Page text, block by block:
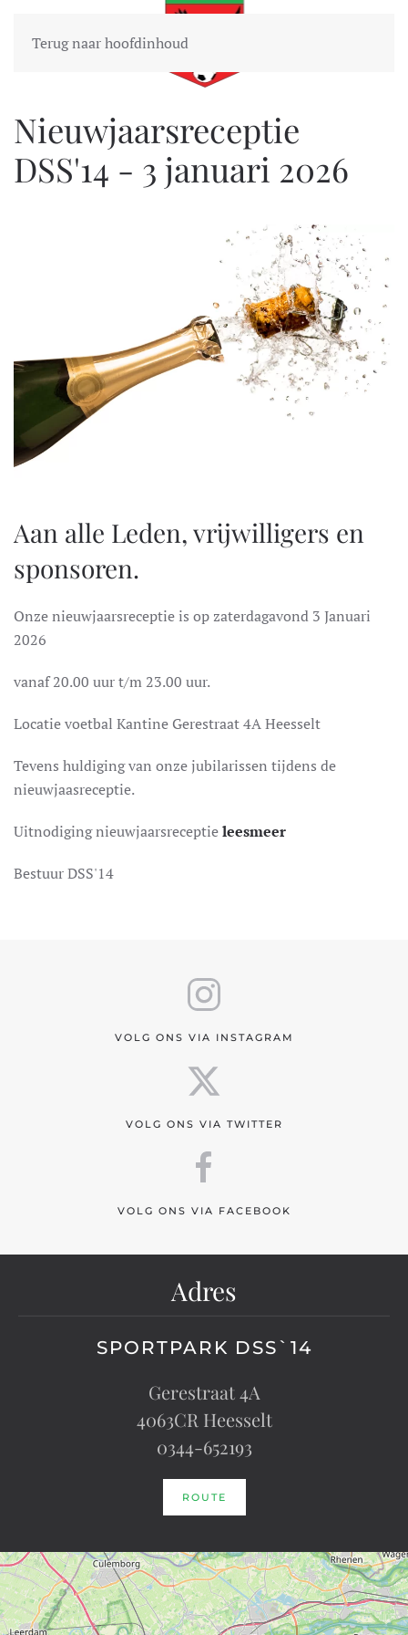
Terug naar hoofdinhoud
Nieuwjaarsreceptie
DSS'14 - 3 januari 2026
Aan alle Leden, vrijwilligers en
sponsoren.
Onze nieuwjaarsreceptie is op zaterdagavond 3 Januari
2026
vanaf 20.00 uur t/m 23.00 uur.
Locatie voetbal Kantine Gerestraat 4A Heesselt
Tevens huldiging van onze jubilarissen tijdens de
nieuwjaasreceptie.
Uitnodiging nieuwjaarsreceptieleesmeer
Bestuur DSS'14
VOLG ONS VIA INSTAGRAM
VOLG ONS VIA TWITTER
VOLG ONS VIA FACEBOOK
Adres
SPORTPARK DSS`14
Gerestraat 4A
4063CR Heesselt
0344-652193
ROUTE